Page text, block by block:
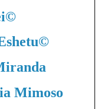
©
©
Mimoso